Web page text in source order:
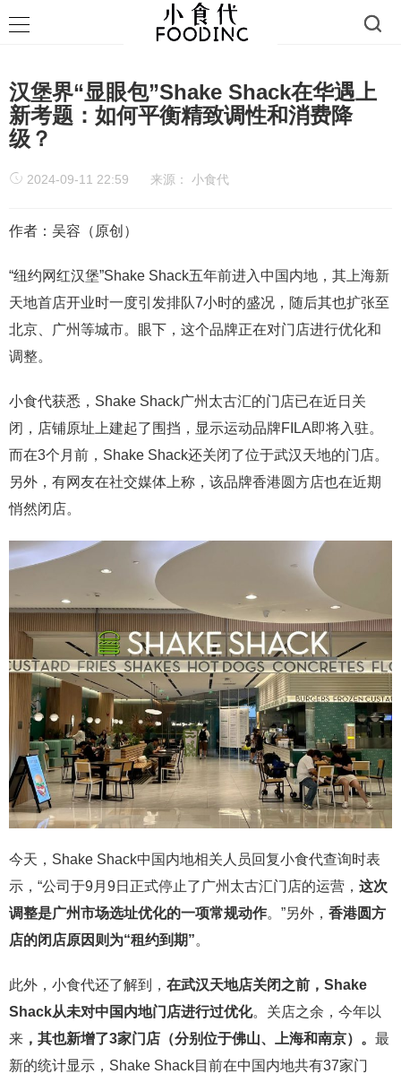
汉堡界“显眼包”Shake Shack在华遇上
新考题：如何平衡精致调性和消费降
级？
2024-09-11 22:59 来源： 小食代
作者：吴容（原创）
“纽约网红汉堡”Shake Shack五年前进入中国内地，其上海新
天地首店开业时一度引发排队7小时的盛况，随后其也扩张至
北京、广州等城市。眼下，这个品牌正在对门店进行优化和
调整。
小食代获悉，Shake Shack广州太古汇的门店已在近日关
闭，店铺原址上建起了围挡，显示运动品牌FILA即将入驻。
而在3个月前，Shake Shack还关闭了位于武汉天地的门店。
另外，有网友在社交媒体上称，该品牌香港圆方店也在近期
悄然闭店。
今天，Shake Shack中国内地相关人员回复小食代查询时表
示，“公司于9月9日正式停止了广州太古汇门店的运营， 这次
调整是广州市场选址优化的一项常规动作。”另外， 香港圆方
店的闭店原因则为“租约到期”。
此外，小食代还了解到， 在武汉天地店关闭之前，Shake
Shack从未对中国内地门店进行过优化。关店之余，今年以
来 ，其也新增了3家门店（分别位于佛山、上海和南京）。 最
新的统计显示，Shake Shack目前在中国内地共有37家门